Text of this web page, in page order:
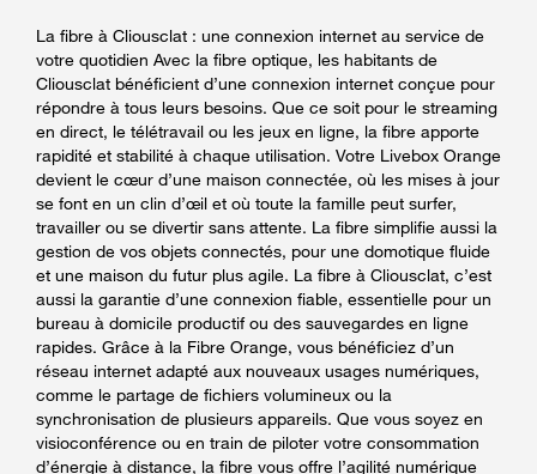
La fibre à Cliousclat : une connexion internet au service de
votre quotidien Avec la fibre optique, les habitants de
Cliousclat bénéficient d’une connexion internet conçue pour
répondre à tous leurs besoins. Que ce soit pour le streaming
en direct, le télétravail ou les jeux en ligne, la fibre apporte
rapidité et stabilité à chaque utilisation. Votre Livebox Orange
devient le cœur d’une maison connectée, où les mises à jour
se font en un clin d’œil et où toute la famille peut surfer,
travailler ou se divertir sans attente. La fibre simplifie aussi la
gestion de vos objets connectés, pour une domotique fluide
et une maison du futur plus agile. La fibre à Cliousclat, c’est
aussi la garantie d’une connexion fiable, essentielle pour un
bureau à domicile productif ou des sauvegardes en ligne
rapides. Grâce à la Fibre Orange, vous bénéficiez d’un
réseau internet adapté aux nouveaux usages numériques,
comme le partage de fichiers volumineux ou la
synchronisation de plusieurs appareils. Que vous soyez en
visioconférence ou en train de piloter votre consommation
d’énergie à distance, la fibre vous offre l’agilité numérique